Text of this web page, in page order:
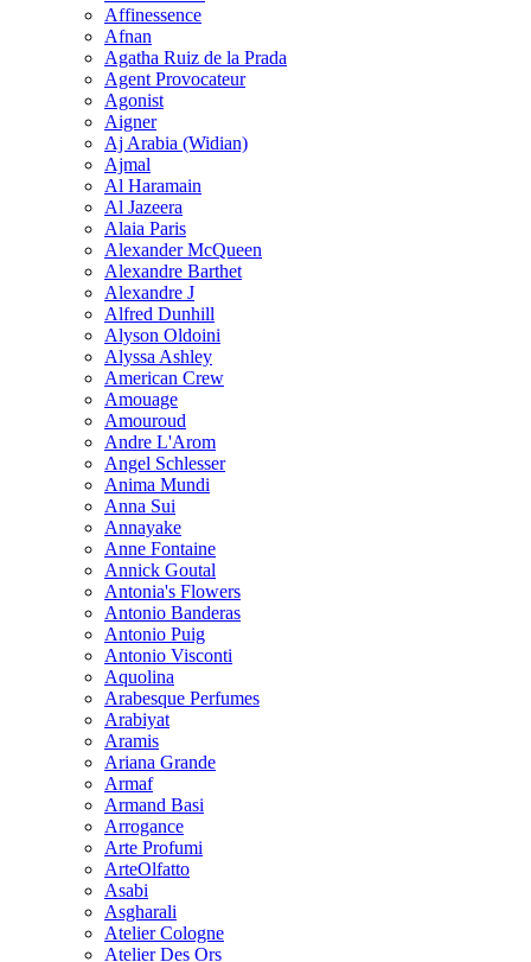
Affinessence
Afnan
Agatha Ruiz de la Prada
Agent Provocateur
Agonist
Aigner
Aj Arabia (Widian)
Ajmal
Al Haramain
Al Jazeera
Alaia Paris
Alexander McQueen
Alexandre Barthet
Alexandre J
Alfred Dunhill
Alyson Oldoini
Alyssa Ashley
American Crew
Amouage
Amouroud
Andre L'Arom
Angel Schlesser
Anima Mundi
Anna Sui
Annayake
Anne Fontaine
Annick Goutal
Antonia's Flowers
Antonio Banderas
Antonio Puig
Antonio Visconti
Aquolina
Arabesque Perfumes
Arabiyat
Aramis
Ariana Grande
Armaf
Armand Basi
Arrogance
Arte Profumi
ArteOlfatto
Asabi
Asgharali
Atelier Cologne
Atelier Des Ors